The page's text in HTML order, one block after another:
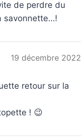
savonnette…!
19 décembre 2022
retour sur la
! 😉